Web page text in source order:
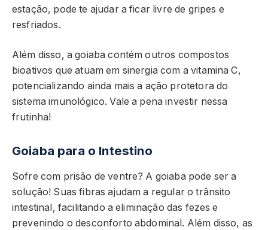
estação, pode te ajudar a ficar livre de gripes e
resfriados.
Além disso, a goiaba contém outros compostos
bioativos que atuam em sinergia com a vitamina C,
potencializando ainda mais a ação protetora do
sistema imunológico. Vale a pena investir nessa
frutinha!
Goiaba para o Intestino
Sofre com prisão de ventre? A goiaba pode ser a
solução! Suas fibras ajudam a regular o trânsito
intestinal, facilitando a eliminação das fezes e
prevenindo o desconforto abdominal. Além disso, as